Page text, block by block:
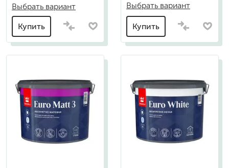
Выбрать вариант
Купить
Выбрать вариант
Купить